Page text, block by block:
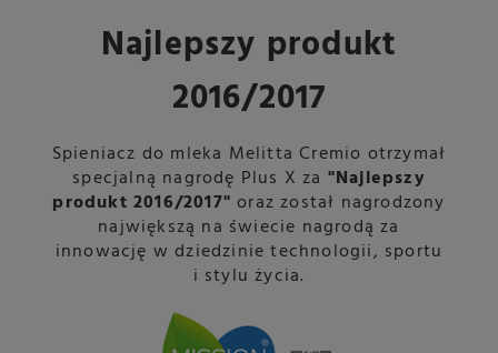
Najlepszy produkt
2016/2017
Spieniacz do mleka Melitta Cremio otrzymał
specjalną nagrodę Plus X za "Najlepszy
produkt 2016/2017" oraz został nagrodzony
największą na świecie nagrodą za
innowację w dziedzinie technologii, sportu
i stylu życia.